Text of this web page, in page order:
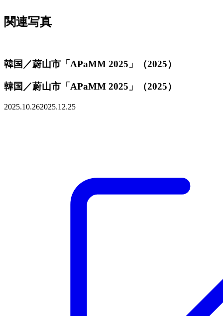
ビ
ゲ
ョ
関連写真
韓国／蔚山市「APaMM 2025」（2025）
韓国／蔚山市「APaMM 2025」（2025）
2025.10.262025.12.25